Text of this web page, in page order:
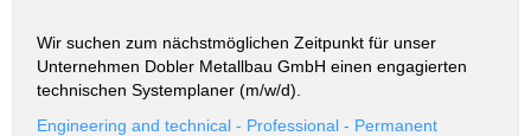
Wir suchen zum nächstmöglichen Zeitpunkt für unser
Unternehmen Dobler Metallbau GmbH einen engagierten
technischen Systemplaner (m/w/d).
Engineering and technical - Professional - Permanent